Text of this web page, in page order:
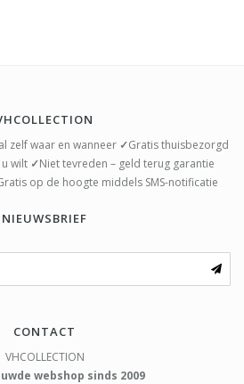
zelf waar en wanneer ✓Gratis thuisbezorgd
wilt ✓Niet tevreden – geld terug garantie
op de hoogte middels SMS-notificatie
NIEUWSBRIEF
CONTACT
VHCOLLECTION
webshop sinds 2009